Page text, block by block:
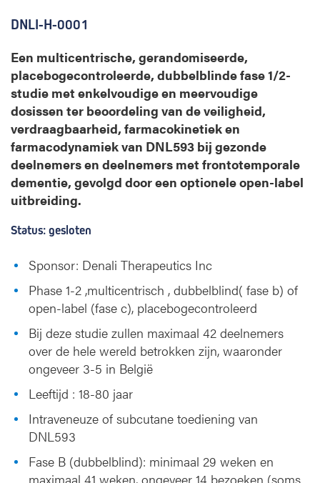
DNLI-H-0001
Een multicentrische, gerandomiseerde,
placebogecontroleerde, dubbelblinde fase 1/2-
studie met enkelvoudige en meervoudige
dosissen ter beoordeling van de veiligheid,
verdraagbaarheid, farmacokinetiek en
farmacodynamiek van DNL593 bij gezonde
deelnemers en deelnemers met frontotemporale
dementie, gevolgd door een optionele open-label
uitbreiding.
Status: gesloten
Sponsor: Denali Therapeutics Inc
Phase 1-2 ,multicentrisch , dubbelblind( fase b) of
open-label (fase c), placebogecontroleerd
Bij deze studie zullen maximaal 42 deelnemers
over de hele wereld betrokken zijn, waaronder
ongeveer 3-5 in België
Leeftijd : 18-80 jaar
Intraveneuze of subcutane toediening van
DNL593
Fase B (dubbelblind): minimaal 29 weken en
maximaal 41 weken, ongeveer 14 bezoeken (soms